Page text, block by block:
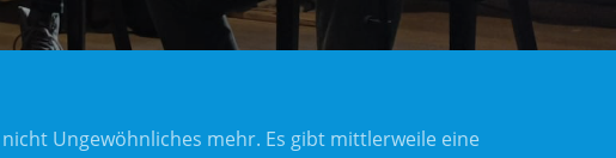
Ungewöhnliches mehr. Es gibt mittlerweile eine